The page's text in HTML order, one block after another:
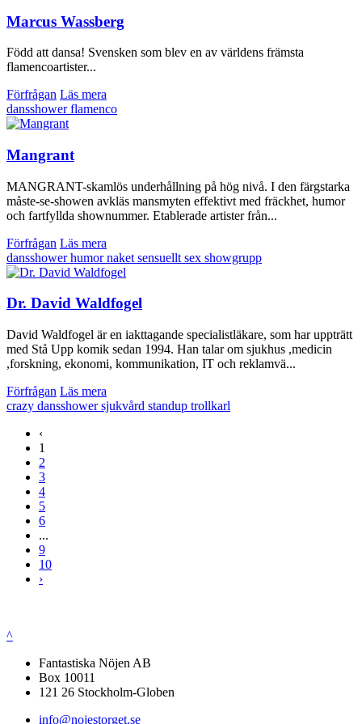
Marcus Wassberg
Född att dansa! Svensken som blev en av världens främsta
flamencoartister...
Förfrågan Läs mera
dansshowerflamenco
Mangrant
MANGRANT-skamlös underhållning på hög nivå. I den färgstarka
måste-se-showen avkläs mansmyten effektivt med fräckhet, humor
och fartfyllda shownummer. Etablerade artister från...
Förfrågan Läs mera
dansshowerhumornaket sensuellt sex showgrupp
Dr. David Waldfogel
David Waldfogel är en iakttagande specialistläkare, som har uppträtt
med Stå Upp komik sedan 1994. Han talar om sjukhus ,medicin
,forskning, ekonomi, kommunikation, IT och reklamvä...
Förfrågan Läs mera
crazy dansshowersjukvård standup trollkarl
‹
1
2
3
4
5
6
...
9
10
›
^
Fantastiska Nöjen AB
Box 10011
121 26 Stockholm-Globen
info@nojestorget.se